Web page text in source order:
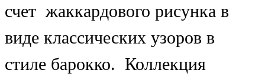
счет жаккардового рисунка в
виде классических узоров в
стиле барокко. Коллекция